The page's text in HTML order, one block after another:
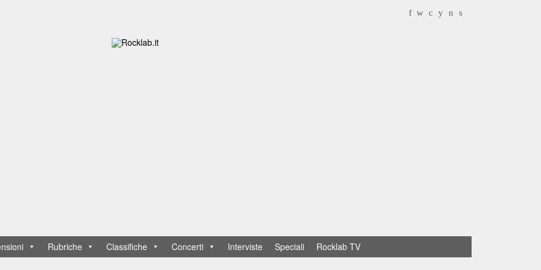
f w c y n s
Rubriche Classifiche Concerti Interviste Speciali Rocklab TV